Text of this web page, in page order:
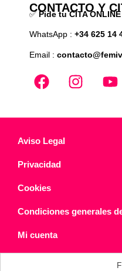
CONTACTO Y
✅Pide tu CITA ONLINE
WhatsApp : +34 625 14
Email :
Aviso Legal
Privacidad
Cookies
Condiciones generales
Mi cuenta